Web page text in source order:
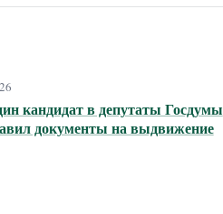
кандидат в депутаты Госдумы
документы на выдвижение